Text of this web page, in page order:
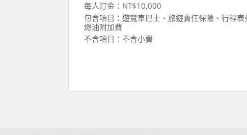
每人訂金：NT$10,000
包含項目：遊覽車巴士、旅遊責任保險、行程
燃油附加費
不含項目：不含小費